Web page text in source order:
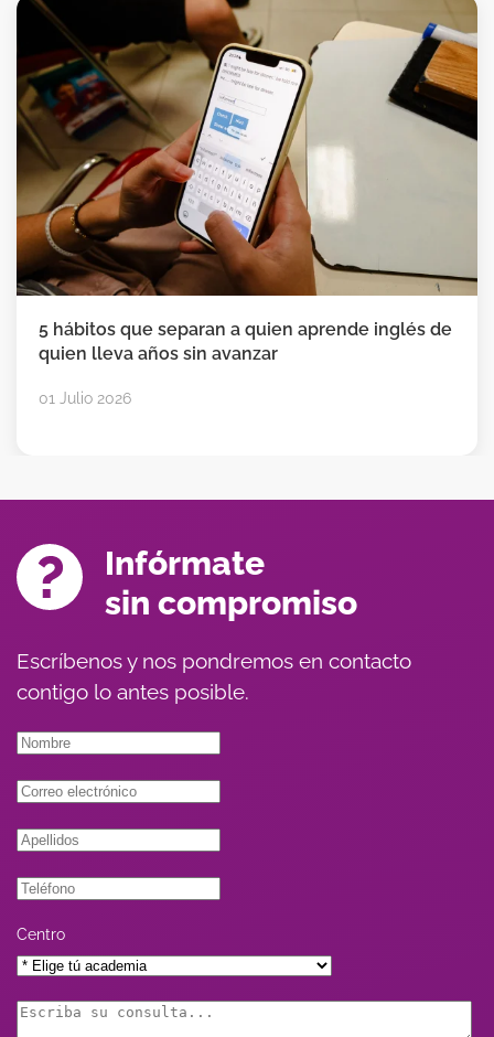
5 hábitos que separan a quien aprende inglés de
quien lleva años sin avanzar
01 Julio 2026
Infórmate
sin compromiso
Escríbenos y nos pondremos en contacto
contigo lo antes posible.
Centro